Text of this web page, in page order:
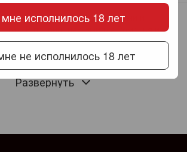
исполнилось 18 лет
не исполнилось 18 лет
своими тихими южными винами и
В провинциях Эмилия Романья и
и простые игристые вина.
Ламбруско. Их любят пить сегодня
ламбруско насчитывает около 60 сортов.
Развернуть